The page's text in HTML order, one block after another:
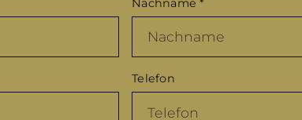
Nachname*
Telefon